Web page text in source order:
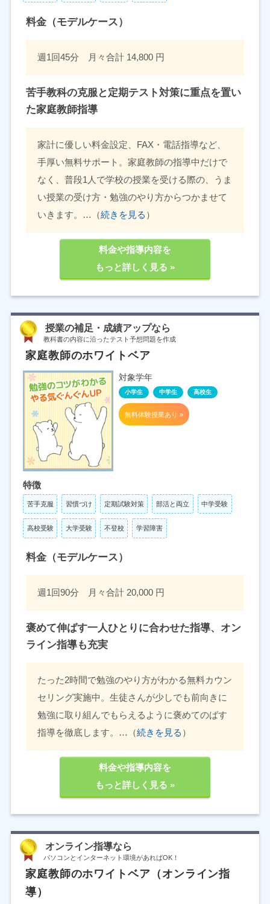
料金（モデルケース）
週1回45分 月々合計 14,800 円
苦手教科の克服と定期テスト対策に重点を置い
た家庭教師指導
家計に優しい料金設定、FAX・電話指導など、
手厚い無料サポート。家庭教師の指導中だけで
なく、普段1人で学校の授業を受ける際の、うま
い授業の受け方・勉強のやり方からつかませて
いきます。…（続きを見る ）
料金や指導内容を
もっと詳しく見る »
授業の補足・成績アップなら
教科書の内容に沿ったテスト予想問題を作成
家庭教師のホワイトベア
対象学年
小学生 中学生 高校生
無料体験授業あり »
特徴
苦手克服 習慣づけ 定期試験対策 部活と両立 中学受験
高校受験 大学受験 不登校 学習障害
料金（モデルケース）
週1回90分 月々合計 20,000 円
褒めて伸ばす一人ひとりに合わせた指導、オン
ライン指導も充実
たった2時間で勉強のやり方がわかる無料カウン
セリング実施中。生徒さんが少しでも前向きに
勉強に取り組んでもらえるように褒めてのばす
指導を徹底します。…（続きを見る ）
料金や指導内容を
もっと詳しく見る »
オンライン指導なら
パソコンとインターネット環境があればOK！
家庭教師のホワイトベア（オンライン指
導）